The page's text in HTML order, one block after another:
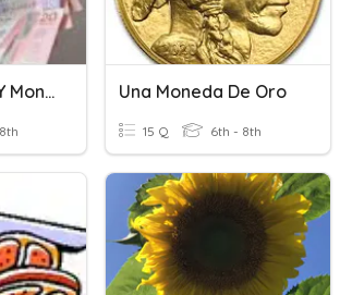
Dinero, Billete Y Monedas Una Moneda De Oro
15 Q 6th - 8th